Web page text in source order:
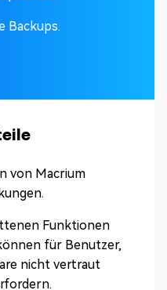
Backups.
von Macrium
Funktionen
für Benutzer,
nicht vertraut